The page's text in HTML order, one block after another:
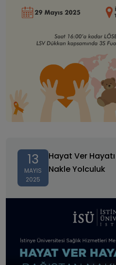
13
MAYIS
2025
Hayat Ver
Nakle Yolculuk